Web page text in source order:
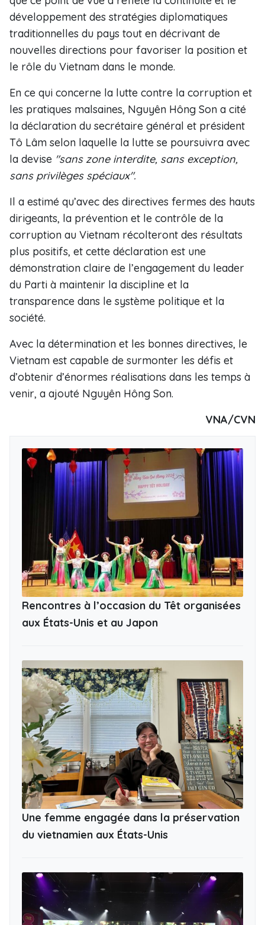
développement des stratégies diplomatiques
traditionnelles du pays tout en décrivant de
nouvelles directions pour favoriser la position et
le rôle du Vietnam dans le monde.
En ce qui concerne la lutte contre la corruption et
les pratiques malsaines, Nguyên Hông Son a cité
la déclaration du secrétaire général et président
Tô Lâm selon laquelle la lutte se poursuivra avec
la devise "sans zone interdite, sans exception,
sans privilèges spéciaux".
Il a estimé qu’avec des directives fermes des hauts
dirigeants, la prévention et le contrôle de la
corruption au Vietnam récolteront des résultats
plus positifs, et cette déclaration est une
démonstration claire de l’engagement du leader
du Parti à maintenir la discipline et la
transparence dans le système politique et la
société.
Avec la détermination et les bonnes directives, le
Vietnam est capable de surmonter les défis et
d’obtenir d’énormes réalisations dans les temps à
venir, a ajouté Nguyên Hông Son.
VNA/CVN
Rencontres à l’occasion du Têt organisées
aux États-Unis et au Japon
Une femme engagée dans la préservation
du vietnamien aux États-Unis